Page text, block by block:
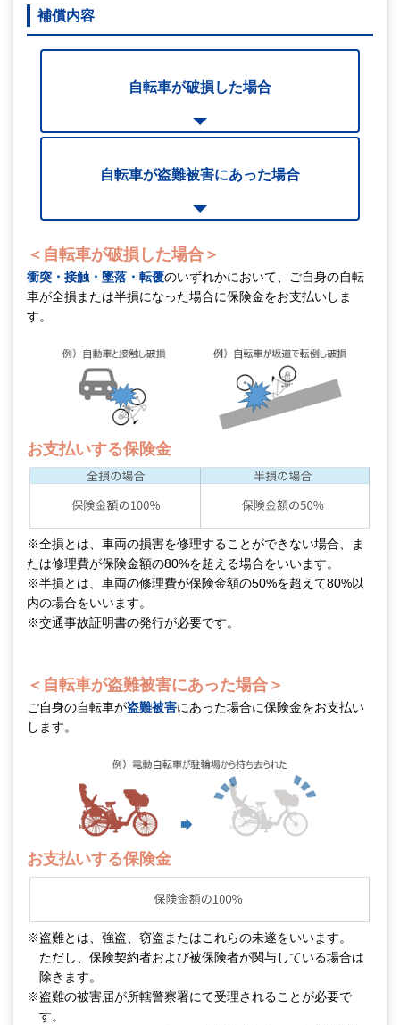
補償内容
自転車が破損した場合
自転車が盗難被害にあった場合
＜自転車が破損した場合＞
衝突・接触・墜落・転覆のいずれかにおいて、
ご自身の自転
車が全損または半損になった場合に保険金をお支払いしま
す。
お支払いする保険金
※全損とは、車両の損害を修理することができない場合、ま
たは修理費が保険金額の80%を超える場合をいいます。
※半損とは、車両の修理費が保険金額の50%を超えて80%以
内の場合をいいます。
※交通事故証明書の発行が必要です。
＜自転車が盗難被害にあった場合＞
ご自身の自転車が盗難被害にあった場合に保険金をお支払い
します。
お支払いする保険金
※盗難とは、強盗、窃盗またはこれらの未遂をいいます。
ただし、保険契約者および被保険者が関与している場合は
除きます。
※盗難の被害届が所轄警察署にて受理されることが必要で
す。